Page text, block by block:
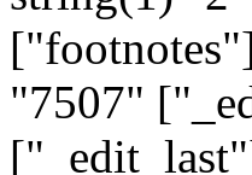
"7507"